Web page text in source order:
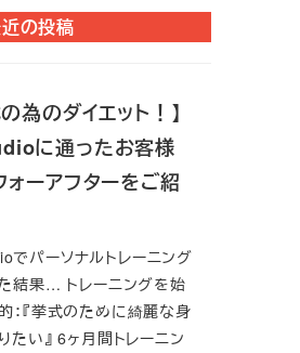
の投稿
為のダイエット！】
に通ったお客様
ォーアフターをご紹
でパーソナルトレーニング
結果… トレーニングを始
：『挙式のために綺麗な身
たい』 6ヶ月間トレーニン